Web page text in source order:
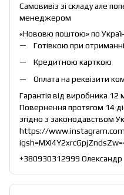
Самовивіз зі складу але
менеджером
«Нововю поштою» по
Готівкою при отриманні
Кредитною карткою
Оплата на реквізити
Гарантія від виробника 12
Повернення протягом 14
згідно з законодавством
https://
+380930312999 Олександр